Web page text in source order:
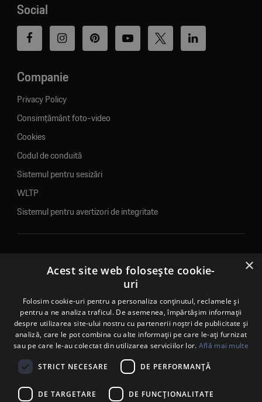
Social
Companie
Privacy Policy
Consimțământ foto-video
Cookies
Codul de conduită
Sistemul pentru sesizări
WLTP
Sistemul pentru avertizori de integritate
© 2026. Porsche Inter Auto Romania. Toate drepturile rezervate.
Porsche Inter Auto Romania SRL
RO22188461 J2007002067233
B-dul Pipera, nr. 2, Sala 1, Etaj 2, Voluntari, jud.Ilfov - sediu
social
B-dul Pipera, nr. 1/X, Centrul Porsche București – PCB,
Voluntari, jud. Ilfov – punct de lucru
Calea Lugojului, nr. 136, loc. Ghiroda, jud. Timiș – punct de
×
Acest site web folosește cookie-
uri
Folosim cookie-uri pentru a personaliza conținutul, reclamele și
pentru a ne analiza traficul. De asemenea, împărtășim informații
despre utilizarea site-ului nostru cu partenerii noștri de publicitate și
analiză, care le pot combina cu alte informații pe care le-ați furnizat
sau pe care le-au colectat din utilizarea serviciilor lor. Află mai multe
STRICT NECESARE DE PERFORMANȚĂ
DE TARGETARE DE FUNCŢIONALITATE